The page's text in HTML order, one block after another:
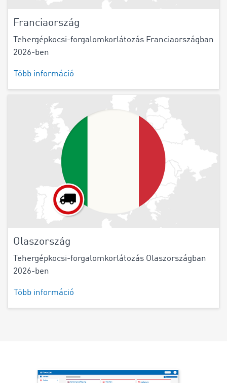
Franciaország
Tehergépkocsi-forgalomkorlátozás Franciaországban
2026-ben
Több információ
Olaszország
Tehergépkocsi-forgalomkorlátozás Olaszországban
2026-ben
Több információ